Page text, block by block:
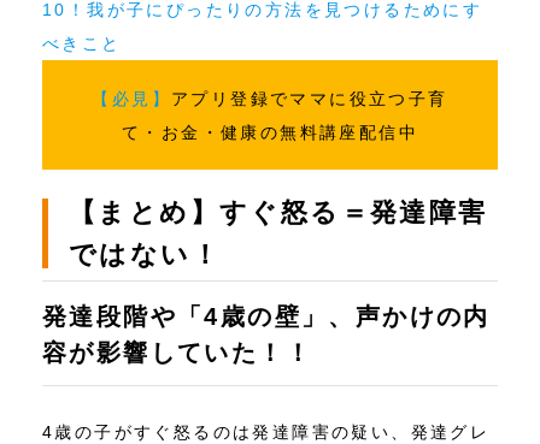
10！我が子にぴったりの方法を見つけるためにす
べきこと
【必見】 アプリ登録でママに役立つ子育
て・お金・健康の無料講座配信中
【まとめ】すぐ怒る＝発達障害
ではない！
発達段階や「4歳の壁」、声かけの内
容が影響していた！！
4歳の子がすぐ怒るのは発達障害の疑い、発達グレ